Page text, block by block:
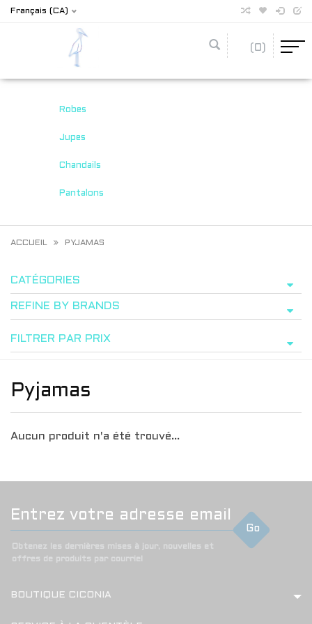
Français (CA)
(0)
Robes
Jupes
Chandails
Pantalons
ACCUEIL PYJAMAS
CATÉGORIES
REFINE BY BRANDS
FILTRER PAR PRIX
Pyjamas
Aucun produit n'a été trouvé...
Go
Obtenez les dernières mises à jour, nouvelles et
offres de produits par courriel
BOUTIQUE CICONIA